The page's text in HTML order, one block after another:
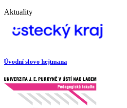
Aktuality
Úvodní slovo hejtmana